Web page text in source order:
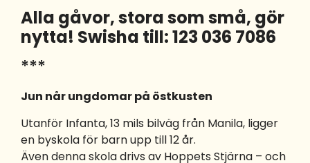
Alla gåvor, stora som små, gör
nytta! Swisha till: 123 036 7086
***
Jun når ungdomar på östkusten
Utanför Infanta, 13 mils bilväg från Manila, ligger
en byskola för barn upp till 12 år.
Även denna skola drivs av Hoppets Stjärna – och